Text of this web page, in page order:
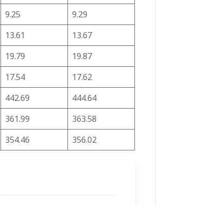
9.25
9.29
13.61
13.67
19.79
19.87
17.54
17.62
442.69
444.64
361.99
363.58
354.46 356.02